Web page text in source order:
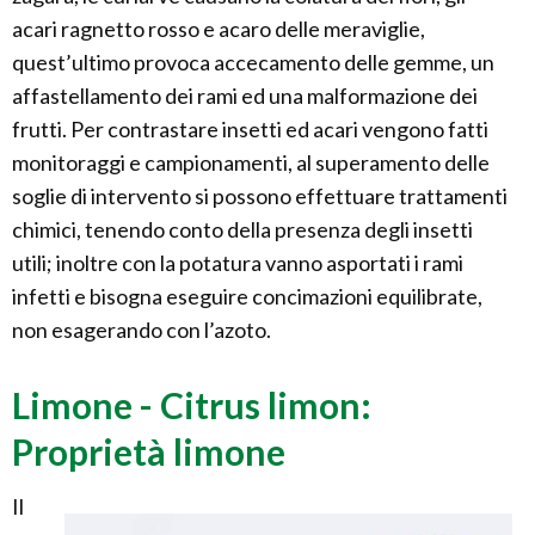
acari ragnetto rosso e acaro delle meraviglie,
quest’ultimo provoca accecamento delle gemme, un
affastellamento dei rami ed una malformazione dei
frutti. Per contrastare insetti ed acari vengono fatti
monitoraggi e campionamenti, al superamento delle
soglie di intervento si possono effettuare trattamenti
chimici, tenendo conto della presenza degli insetti
utili; inoltre con la potatura vanno asportati i rami
infetti e bisogna eseguire concimazioni equilibrate,
non esagerando con l’azoto.
Limone - Citrus limon:
Proprietà limone
Il